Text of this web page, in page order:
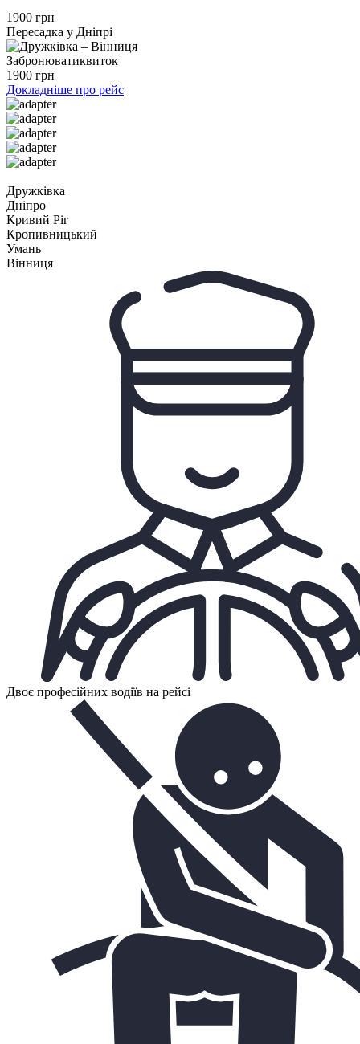
1900 грн
Пересадка у Дніпрі
Забронюватиквиток
1900 грн
Докладніше про рейс
Дружківка
Дніпро
Кривий Ріг
Кропивницький
Умань
Вінниця
Двоє професійних водіїв на рейсі